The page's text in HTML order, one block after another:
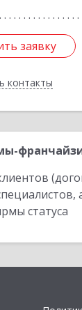
заявку
контакты
заявку
статуса